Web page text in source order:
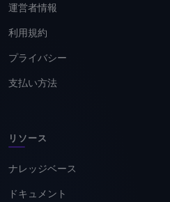
運営者情報
利用規約
プライバシー
支払い方法
リソース
ナレッジベース
ドキュメント